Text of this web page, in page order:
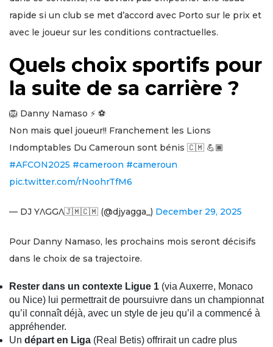
rapide si un club se met d’accord avec Porto sur le prix et
avec le joueur sur les conditions contractuelles.
Quels choix sportifs pour
la suite de sa carrière ?
🦁 Danny Namaso ⚡️ ⚽️
Non mais quel joueur!! Franchement les Lions
Indomptables Du Cameroun sont bénis 🇨🇲 💪🏾
#AFCON2025 #cameroon #cameroun
pic.twitter.com/rNoohrTfM6
— DJ YΛGGΛ🇯🇲🇨🇲 (@djyagga_) December 29, 2025
Pour Danny Namaso, les prochains mois seront décisifs
dans le choix de sa trajectoire.
Rester dans un contexte Ligue 1 (via Auxerre, Monaco
ou Nice) lui permettrait de poursuivre dans un championnat
qu’il connaît déjà, avec un style de jeu qu’il a commencé à
appréhender.
Un départ en Liga (Real Betis) offrirait un cadre plus